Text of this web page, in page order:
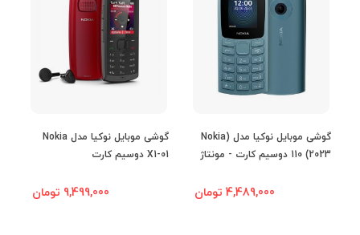
بلوتوث
نوع بلوتوث
رادیو
درگاه اتصال کابلی micro USB v2.0
گوشی موبایل نوکیا مدل (Nokia
110 (2023 دوسیم کارت - مونتاژ
4,489,000 تومان
گوشی موبایل نوکیا مدل Nokia
X1-01 دوسیم کارت
9,499,000 تومان